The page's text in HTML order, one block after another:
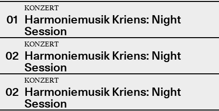
01
KONZERT
Harmoniemusik Kriens: Night
Session
02
KONZERT
Harmoniemusik Kriens: Night
Session
02
KONZERT
Harmoniemusik Kriens: Night
Session